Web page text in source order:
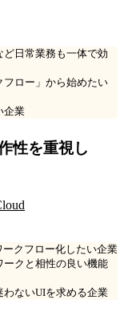
日常業務も一体で効
ロー」から始めたい
企業
性を重視し
クフロー化したい企業
クと相性の良い機能
ないUIを求める企業